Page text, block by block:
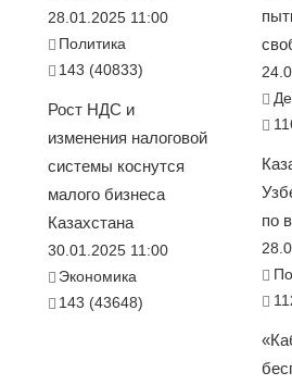
28.01.2025 11:00
Политика
143 (40833)
Рост НДС и
изменения налоговой
системы коснутся
малого бизнеса
Казахстана
30.01.2025 11:00
Экономика
143 (43648)
по